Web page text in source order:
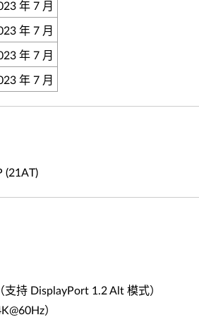
年 7 月
年 7 月
年 7 月
年 7 月
(21AT)
支持 DisplayPort 1.2 Alt 模式）
）